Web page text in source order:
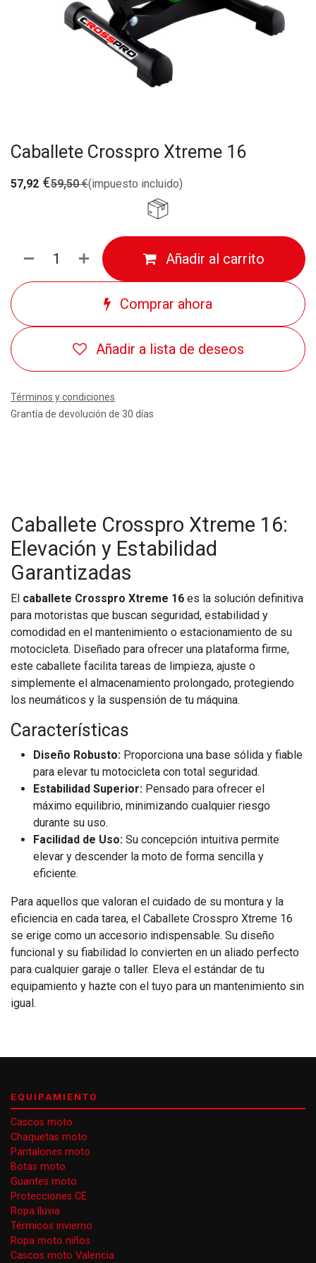
Caballete Crosspro Xtreme 16
57,92 €59,50€(impuesto incluido)
Añadir al carrito
Comprar ahora
Añadir a lista de deseos
Términos y condiciones
Grantía de devolución de 30 días
Caballete Crosspro Xtreme 16:
Elevación y Estabilidad
Garantizadas
El caballete Crosspro Xtreme 16 es la solución definitiva
para motoristas que buscan seguridad, estabilidad y
comodidad en el mantenimiento o estacionamiento de su
motocicleta. Diseñado para ofrecer una plataforma firme,
este caballete facilita tareas de limpieza, ajuste o
simplemente el almacenamiento prolongado, protegiendo
los neumáticos y la suspensión de tu máquina.
Características
Diseño Robusto: Proporciona una base sólida y fiable
para elevar tu motocicleta con total seguridad.
Estabilidad Superior: Pensado para ofrecer el
máximo equilibrio, minimizando cualquier riesgo
durante su uso.
Facilidad de Uso: Su concepción intuitiva permite
elevar y descender la moto de forma sencilla y
eficiente.
Para aquellos que valoran el cuidado de su montura y la
eficiencia en cada tarea, el Caballete Crosspro Xtreme 16
se erige como un accesorio indispensable. Su diseño
funcional y su fiabilidad lo convierten en un aliado perfecto
para cualquier garaje o taller. Eleva el estándar de tu
equipamiento y hazte con el tuyo para un mantenimiento sin
igual.
EQUIPAMIENTO
Cascos moto
Chaquetas moto
Pantalones moto
Botas moto
Guantes moto
Protecciones CE
Ropa lluvia
Térmicos invierno
Ropa moto niños
Cascos moto Valencia